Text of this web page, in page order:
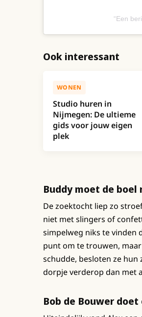
Een
Ook interessant
WONEN
Studio huren in
Nijmegen: De ultieme
gids voor jouw eigen
plek
Buddy moet de boel
De zoektocht liep zo
niet met slingers of
simpelweg niks te vinden
punt om te trouwen,
schudde, besloten ze hun
dorpje verderop dan met
Bob de Bouwer